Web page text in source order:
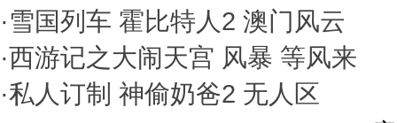
·雪国列车 霍比特人2 澳门风云
·西游记之大闹天宫 风暴 等风来
·私人订制 神偷奶爸2 无人区